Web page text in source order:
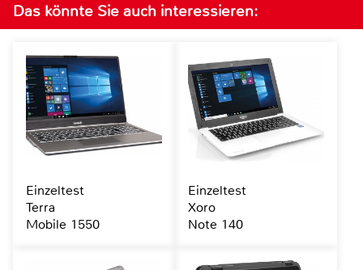
Das könnte Sie auch interessieren:
Einzeltest
Terra
Mobile 1550
Einzeltest
Xoro
Note 140